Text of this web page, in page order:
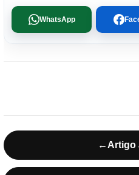
WhatsApp
← Artigo